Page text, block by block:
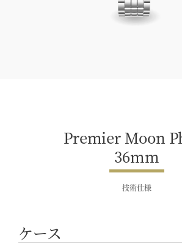
Premier Moon
36mm
技術仕様
ケース